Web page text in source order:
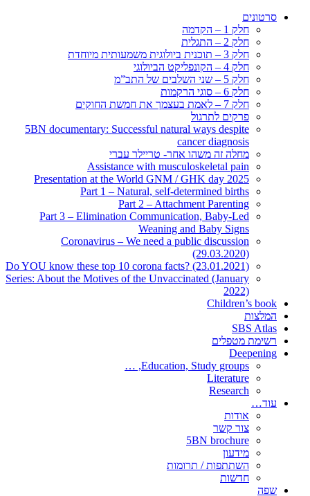
5BN
Presentation at
Part 3 –
Do YOU know these
Series: About the